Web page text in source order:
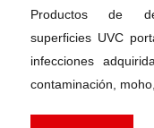
Productos de
superficies UVC
infecciones
contaminación,